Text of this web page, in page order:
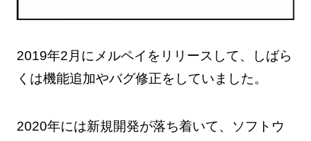
2019年2月にメルペイをリリースして、しばら
くは機能追加やバグ修正をしていました。
2020年には新規開発が落ち着いて、ソフトウ